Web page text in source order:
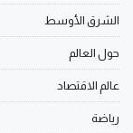
الشرق الأوسط
حول العالم
عالم الاقتصاد
رياضة